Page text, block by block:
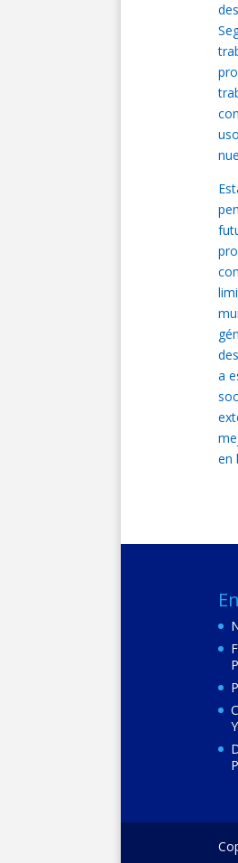
a
en